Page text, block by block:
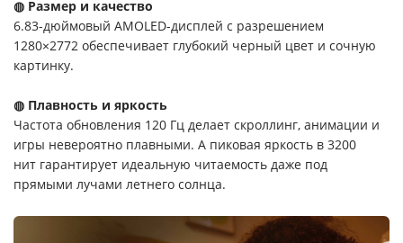
◍ Размер и качество
6.83-дюймовый AMOLED-дисплей с разрешением
1280×2772 обеспечивает глубокий черный цвет и сочную
картинку.
◍ Плавность и яркость
Частота обновления 120 Гц делает скроллинг, анимации и
игры невероятно плавными. А пиковая яркость в 3200
нит гарантирует идеальную читаемость даже под
прямыми лучами летнего солнца.